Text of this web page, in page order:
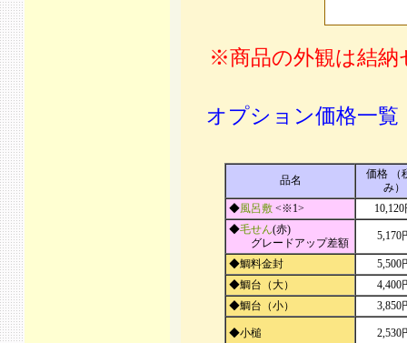
※商品の外観は結納
オプション価格一覧
品名
価格 （
み）
◆風呂敷 <※1>
10,120
◆毛せん(赤)
グレードアップ差額
5,170
◆鯛料金封
5,500
◆鯛台（大）
4,400
◆鯛台（小）
3,850
◆小槌 2,530